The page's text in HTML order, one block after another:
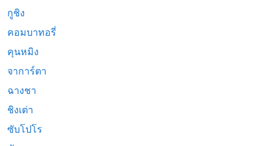
กูชิง
คอมบาทอรี่
คุนหมิง
จาการ์ตา
ฉางชา
ชิงเต่า
ซับโปโร